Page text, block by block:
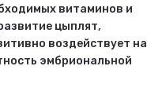
витаминов и
цыплят,
воздействует на
эмбриональной